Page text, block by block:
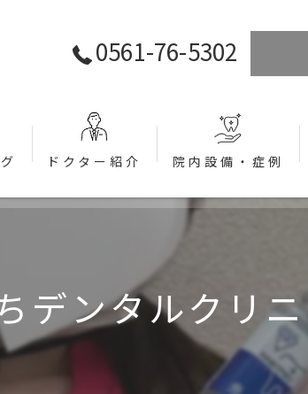
0561-76-5302
ント)
ドクター紹介 院内設備・症例
デンタルクリ